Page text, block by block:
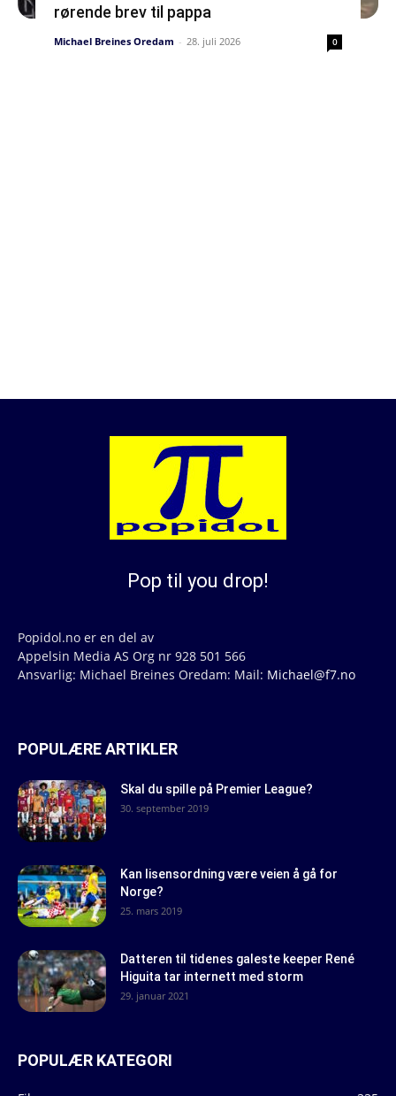
rørende brev til pappa
Michael Breines Oredam - 28. juli 2026 0
Pop til you drop!
Popidol.no er en del av
Appelsin Media AS Org nr 928 501 566
Ansvarlig: Michael Breines Oredam: Mail: Michael@f7.no
POPULÆRE ARTIKLER
Skal du spille på Premier League?
30. september 2019
Kan lisensordning være veien å gå for
Norge?
25. mars 2019
Datteren til tidenes galeste keeper René
Higuita tar internett med storm
29. januar 2021
POPULÆR KATEGORI